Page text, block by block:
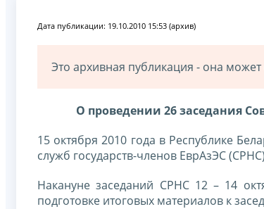
Дата публикации: 19.10.2010 15:53 (архив)
Это архивная публикация - она
О проведении 26 заседания
15 октября 2010 года в Республике
служб государств-членов ЕврАзЭС
Накануне заседаний СРНС 12 – 14
подготовке итоговых материалов к